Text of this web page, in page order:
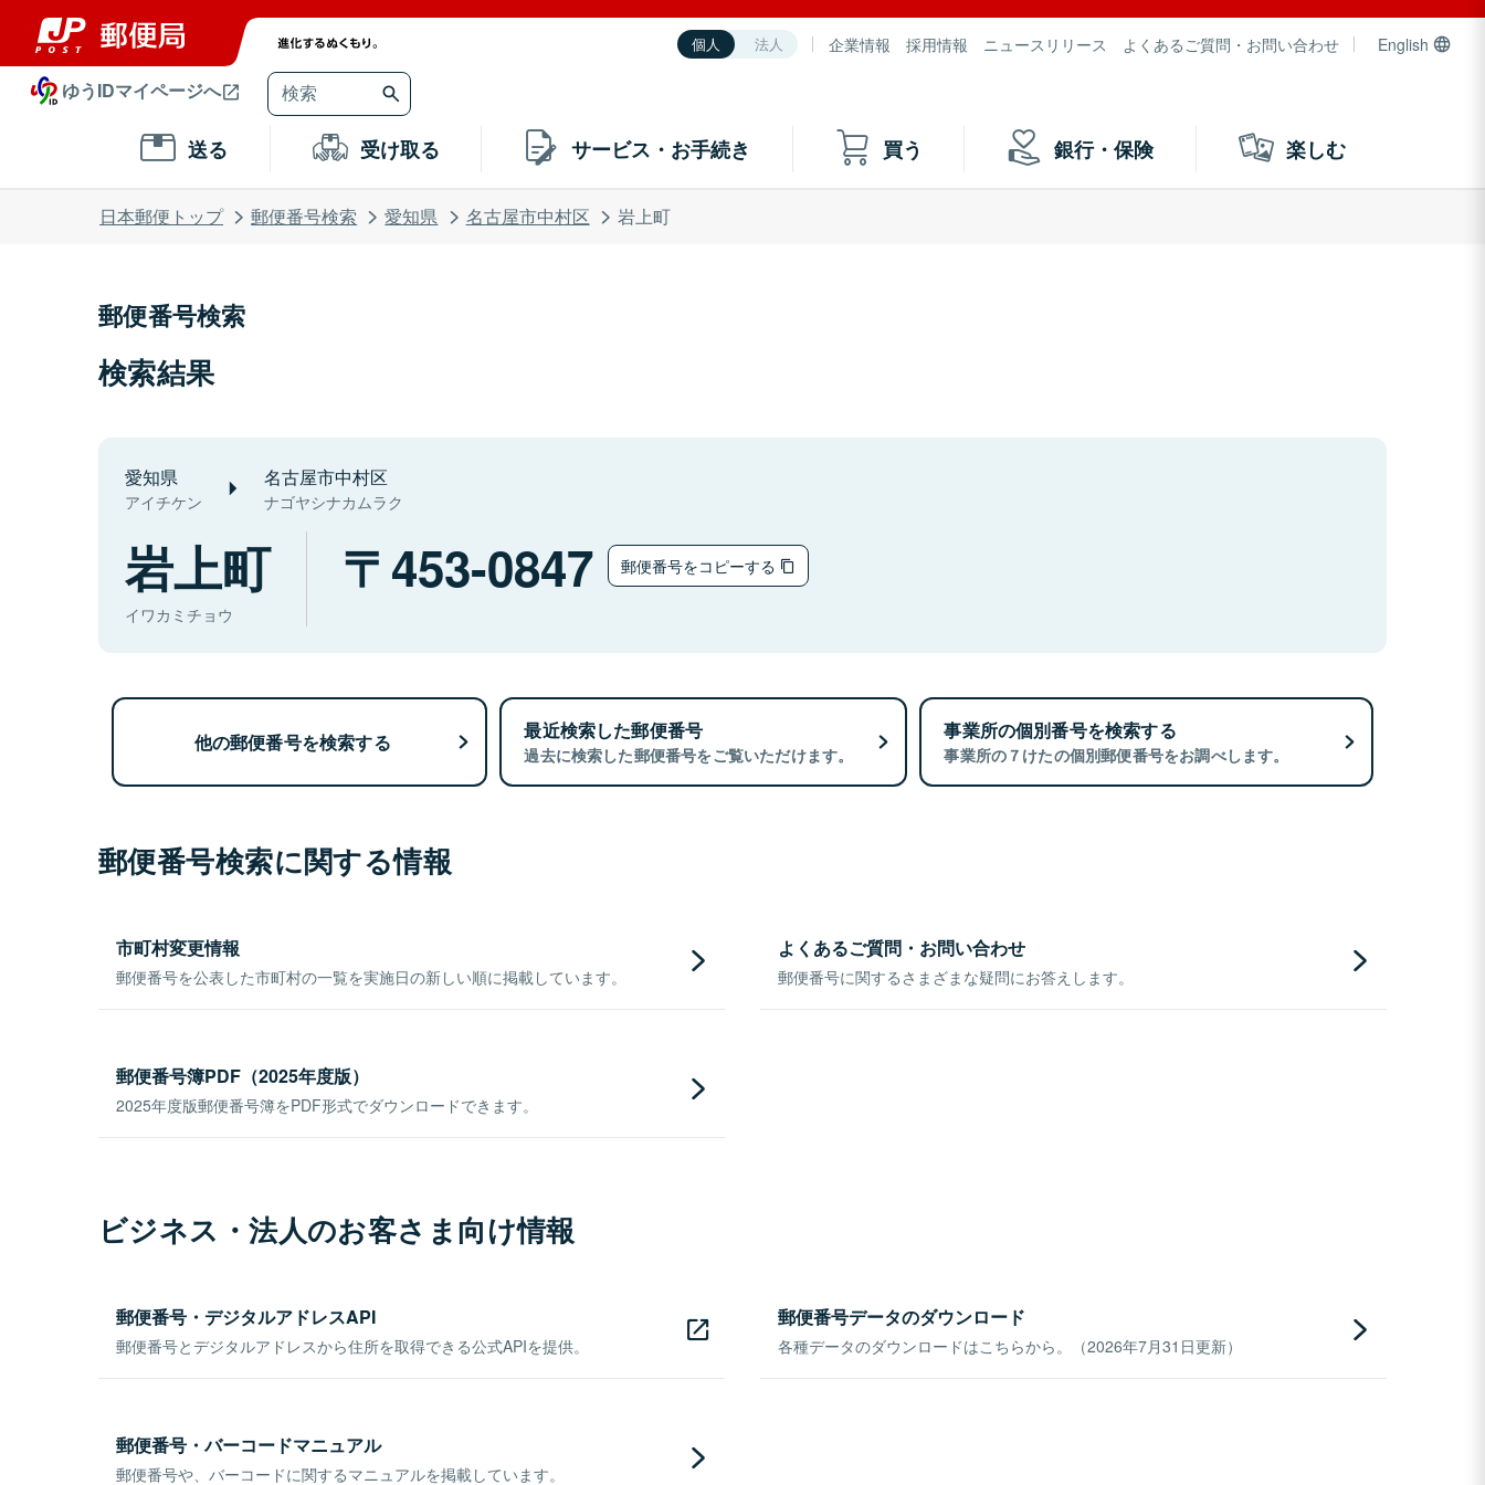
個人 法人 企業情報 採用情報 ニュースリリース よくあるご質問・お問い合わせ English
ゆうIDマイページへ
送る 受け取る サービス・お手続き 買う 銀行・保険 楽しむ
日本郵便トップ 郵便番号検索 愛知県 名古屋市中村区 岩上町
郵便番号検索
検索結果
愛知県
アイチケン
名古屋市中村区
ナゴヤシナカムラク
岩上町
イワカミチョウ
453-0847 郵便番号をコピーする
他の郵便番号を検索する 最近検索した郵便番号
過去に検索した郵便番号をご覧いただけます。
事業所の個別番号を検索する
事業所の７けたの個別郵便番号をお調べします。
郵便番号検索に関する情報
市町村変更情報
郵便番号を公表した市町村の一覧を実施日の新しい順に掲載しています。
よくあるご質問・お問い合わせ
郵便番号に関するさまざまな疑問にお答えします。
郵便番号簿PDF（2025年度版）
2025年度版郵便番号簿をPDF形式でダウンロードできます。
ビジネス・法人のお客さま向け情報
郵便番号・デジタルアドレスAPI
郵便番号とデジタルアドレスから住所を取得できる公式APIを提供。
郵便番号データのダウンロード
各種データのダウンロードはこちらから。（2026年7月31日更新）
郵便番号・バーコードマニュアル
郵便番号や、バーコードに関するマニュアルを掲載しています。